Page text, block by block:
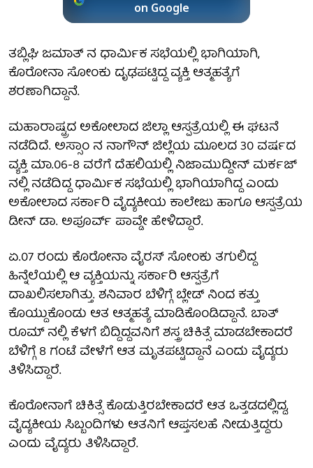
on Google
ತಬ್ಲಿಘಿ ಜಮಾತ್ ನ ಧಾರ್ಮಿಕ ಸಭೆಯಲ್ಲಿ ಭಾಗಿಯಾಗಿ,
ಕೊರೋನಾ ಸೋಂಕು ದೃಢಪಟ್ಟಿದ್ದ ವ್ಯಕ್ತಿ ಆತ್ಮಹತ್ಯೆಗೆ
ಶರಣಾಗಿದ್ದಾನೆ.
ಮಹಾರಾಷ್ಟ್ರದ ಅಕೋಲಾದ ಜಿಲ್ಲಾ ಆಸ್ಪತ್ರೆಯಲ್ಲಿ ಈ ಘಟನೆ
ನಡೆದಿದೆ. ಅಸ್ಸಾಂ ನ ನಾಗೌನ್ ಜಿಲ್ಲೆಯ ಮೂಲದ 30 ವರ್ಷದ
ವ್ಯಕ್ತಿ ಮಾ.06-8 ವರೆಗೆ ದೆಹಲಿಯಲ್ಲಿ ನಿಜಾಮುದ್ದೀನ್ ಮರ್ಕಜ್
ನಲ್ಲಿ ನಡೆದಿದ್ದ ಧಾರ್ಮಿಕ ಸಭೆಯಲ್ಲಿ ಭಾಗಿಯಾಗಿದ್ದ ಎಂದು
ಅಕೋಲಾದ ಸರ್ಕಾರಿ ವೈದ್ಯಕೀಯ ಕಾಲೇಜು ಹಾಗೂ ಆಸ್ಪತ್ರೆಯ
ಡೀನ್ ಡಾ. ಅಪೂರ್ವ್ ಪಾವ್ಡೇ ಹೇಳಿದ್ದಾರೆ.
ಏ.07 ರಂದು ಕೊರೋನಾ ವೈರಸ್ ಸೋಂಕು ತಗುಲಿದ್ದ
ಹಿನ್ನೆಲೆಯಲ್ಲಿ ಆ ವ್ಯಕ್ತಿಯನ್ನು ಸರ್ಕಾರಿ ಆಸ್ಪತ್ರೆಗೆ
ದಾಖಲಿಸಲಾಗಿತ್ತು. ಶನಿವಾರ ಬೆಳಿಗ್ಗೆ ಬ್ಲೇಡ್ ನಿಂದ ಕತ್ತು
ಕೊಯ್ದುಕೊಂಡು ಆತ ಆತ್ಮಹತ್ಯೆ ಮಾಡಿಕೊಂಡಿದ್ದಾನೆ. ಬಾತ್
ರೂಮ್ ನಲ್ಲಿ ಕೆಳಗೆ ಬಿದ್ದಿದ್ದವನಿಗೆ ಶಸ್ತ್ರ ಚಿಕಿತ್ಸೆ ಮಾಡಬೇಕಾದರೆ
ಬೆಳಿಗ್ಗೆ 8 ಗಂಟೆ ವೇಳೆಗೆ ಆತ ಮೃತಪಟ್ಟಿದ್ದಾನೆ ಎಂದು ವೈದ್ಯರು
ತಿಳಿಸಿದ್ದಾರೆ.
ಕೊರೋನಾಗೆ ಚಿಕಿತ್ಸೆ ಕೊಡುತ್ತಿರಬೇಕಾದರೆ ಆತ ಒತ್ತಡದಲ್ಲಿದ್ದ,
ವೈದ್ಯಕೀಯ ಸಿಬ್ಬಂದಿಗಳು ಆತನಿಗೆ ಆಪ್ತಸಲಹೆ ನೀಡುತ್ತಿದ್ದರು
ಎಂದು ವೈದ್ಯರು ತಿಳಿಸಿದ್ದಾರೆ.